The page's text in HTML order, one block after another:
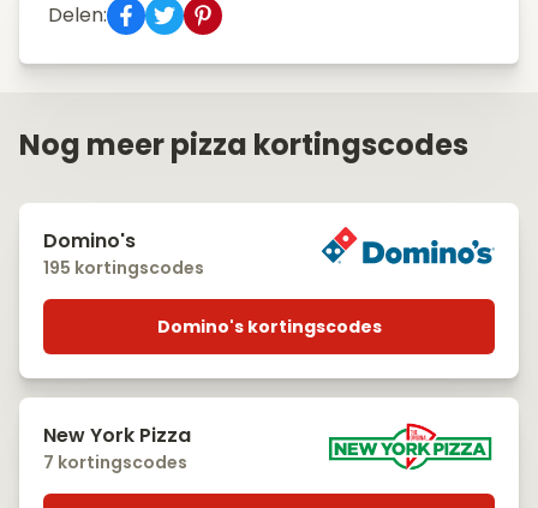
Delen:
Nog meer pizza kortingscodes
Domino's
195 kortingscodes
Domino's kortingscodes
New York Pizza
7 kortingscodes